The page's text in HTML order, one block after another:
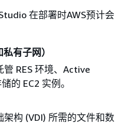
在部署时AWS预计会
有子网）
RES 环境、Active
的 EC2 实例。
构 (VDI) 所需的文件和数